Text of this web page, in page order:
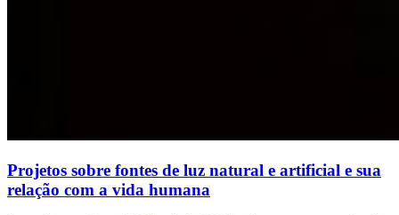
Projetos sobre fontes de luz natural e artificial e sua
relação com a vida humana